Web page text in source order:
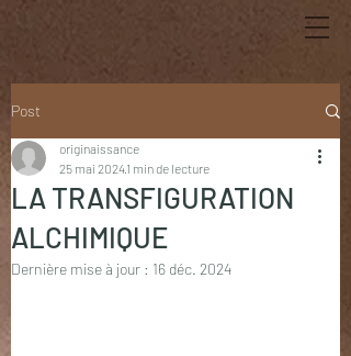
Post
LA TRANSFIGURATION
ALCHIMIQUE
originaissance
25 mai 20241 min de lecture
Dernière mise à jour : 16 déc. 2024